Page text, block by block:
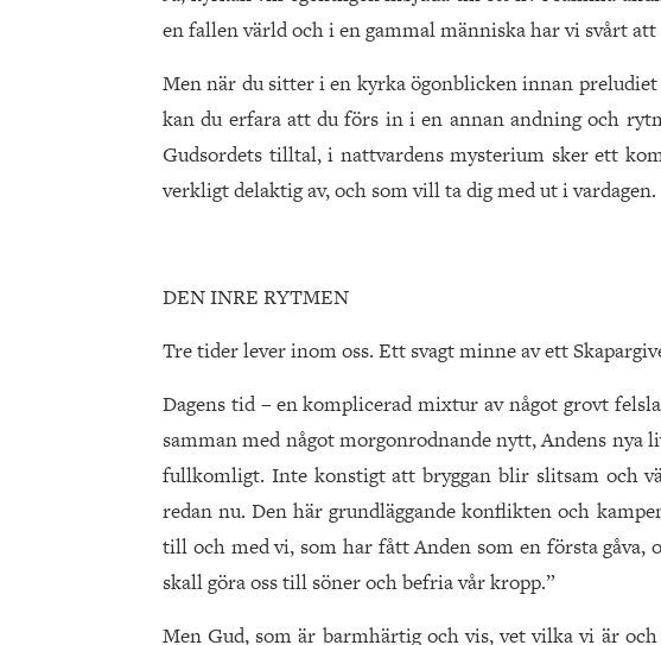
en fallen värld och i en gammal människa har vi svårt
Men när du sitter i en kyrka ögonblicken innan
kan du erfara att du förs in i en annan andning och
Gudsordets tilltal, i nattvardens mysterium sker ett
verkligt delaktig av, och som vill ta dig med ut i vardagen.
DEN INRE RYTMEN
Tre tider lever inom oss. Ett svagt minne av ett
Dagens tid – en komplicerad mixtur av något grovt
samman med något morgonrodnande nytt, Andens nya
fullkomligt. Inte konstigt att bryggan blir slitsam och
redan nu. Den här grundläggande konflikten och
till och med vi, som har fått Anden som en första gåva,
skall göra oss till söner och befria vår kropp.”
Men Gud, som är barmhärtig och vis, vet vilka vi är